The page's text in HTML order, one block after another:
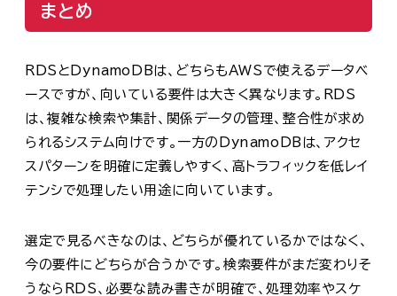
まとめ
RDSとDynamoDBは、どちらもAWSで使えるデータベ
ースですが、向いている要件は大きく異なります。RDS
は、複雑な検索や集計、関係データの管理、整合性が求め
られるシステム向けです。一方のDynamoDBは、アクセ
スパターンを明確に定義しやすく、高トラフィックを低レイ
テンシで処理したい用途に向いています。
選定で見るべきなのは、どちらが優れているかではなく、
今の要件にどちらが合うかです。検索要件がまだ変わりそ
うならRDS、必要な読み書きが明確で、処理効率やスケ